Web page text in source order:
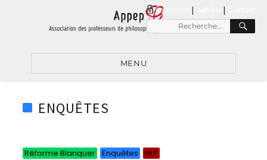
connexion |
Recherche
pour
MENU
ENQUÊTES
Réforme Blanquer Enquêtes HLP